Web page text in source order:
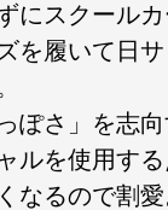
にスクール
を履いて日
ぽさ」を志
ルを使用す
なるので割